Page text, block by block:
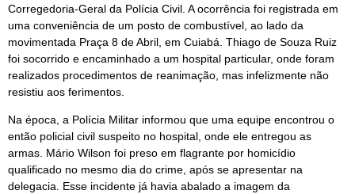
Corregedoria-Geral da Polícia Civil. A ocorrência foi registrada em
uma conveniência de um posto de combustível, ao lado da
movimentada Praça 8 de Abril, em Cuiabá. Thiago de Souza Ruiz
foi socorrido e encaminhado a um hospital particular, onde foram
realizados procedimentos de reanimação, mas infelizmente não
resistiu aos ferimentos.
Na época, a Polícia Militar informou que uma equipe encontrou o
então policial civil suspeito no hospital, onde ele entregou as
armas. Mário Wilson foi preso em flagrante por homicídio
qualificado no mesmo dia do crime, após se apresentar na
delegacia. Esse incidente já havia abalado a imagem da